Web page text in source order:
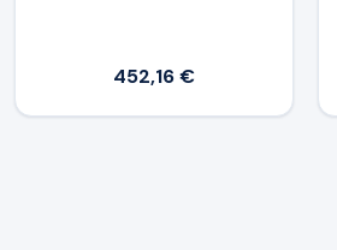
452,16 €